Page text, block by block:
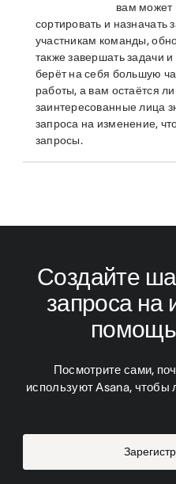
вам может
сортировать и назначать
участникам команды,
также завершать задачи
берёт на себя большую
работы, а вам остаётся
заинтересованные лица
запроса на изменение,
запросы.
Создайте
запроса на
Посмотрите сами,
используют Asana,